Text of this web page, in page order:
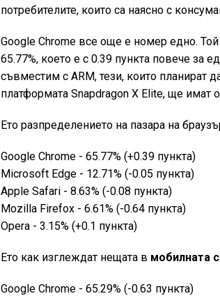
потребителите, които са наясно с
Google Chrome все още е номер едно.
65.77%, което е с 0.39 пункта повече за
съвместим с ARM, тези, които планират
платформата Snapdragon X Elite, ще
Ето разпределението на пазара на
Google Chrome - 65.77% (+0.39 пункта)
Microsoft Edge - 12.71% (-0.05 пункта)
Apple Safari - 8.63% (-0.08 пункта)
Mozilla Firefox - 6.61% (-0.64 пункта)
Opera - 3.15% (+0.1 пункта)
Ето как изглеждат нещата в мобилната
Google Chrome - 65.29% (-0.63 пункта)